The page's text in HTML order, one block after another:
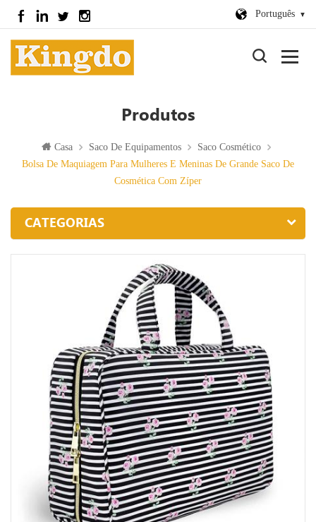
Português
Produtos
Casa Saco De Equipamentos
Saco Cosmético
Bolsa De Maquiagem Para Mulheres E Meninas De Grande Saco De
Cosmética Com Zíper
CATEGORIAS